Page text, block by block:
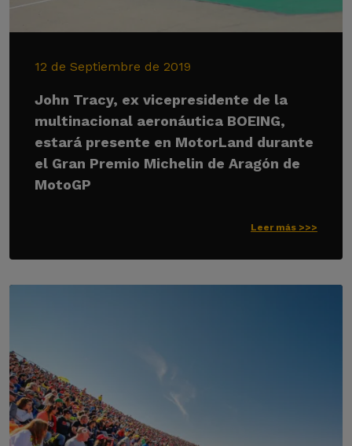
12 de Septiembre de 2019
John Tracy, ex vicepresidente de la
multinacional aeronáutica BOEING,
estará presente en MotorLand durante
el Gran Premio Michelin de Aragón de
MotoGP
Leer más >>>